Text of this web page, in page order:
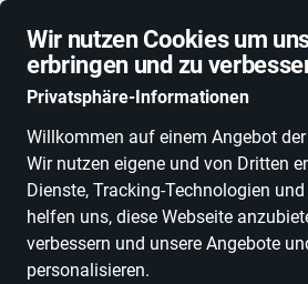
Wir nutzen Cookies um
erbringen und zu
Privatsphäre-Informationen
Willkommen auf einem Angebot
Wir nutzen eigene und von Dritten
Dienste, Tracking-Technologien
helfen uns, diese Webseite
verbessern und unsere Angebote
personalisieren.
ALLE KATEGORIEN NEUHEITEN DEALS